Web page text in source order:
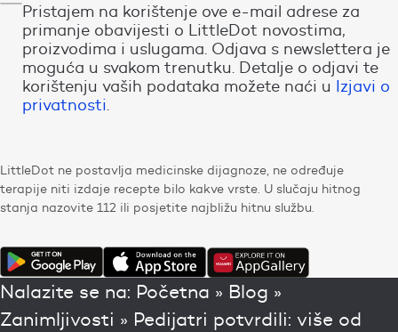
Pristajem na korištenje ove e-mail adrese za
primanje obavijesti o LittleDot novostima,
proizvodima i uslugama. Odjava s newslettera je
moguća u svakom trenutku. Detalje o odjavi te
korištenju vaših podataka možete naći u Izjavi o
privatnosti.
LittleDot ne postavlja medicinske dijagnoze, ne određuje
terapije niti izdaje recepte bilo kakve vrste. U slučaju hitnog
stanja nazovite 112 ili posjetite najbližu hitnu službu.
Nalazite se na: Početna » Blog »
Zanimljivosti » Pedijatri potvrdili: više od